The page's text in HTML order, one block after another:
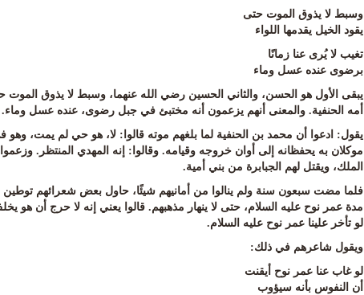
وسبط لا يذوق الموت حتى
يقود الخيل يقدمها اللواء
تغيب لا يُرى عنا زمانًا
برضوى عنده عسل وماء
يبقى الأول هو الحسن، والثاني الحسين رضي الله عنهما، وسبط لا يذوق
أمه الحنفية. والمعنى أنهم يزعمون أنه مختبئ في جبل رضوى، عنده عسل وماء.
يقول: ادعوا أن محمد بن الحنفية لما بلغهم موته قالوا: لا، هو حي لم يمت،
موكلان به يحفظانه إلى أوان خروجه وقيامه. وقالوا: إنه المهدي المنتظر.
الملك، ويقتل لهم الجبابرة من بني أمية.
فلما مضت سبعون سنة ولم ينالوا من أمانيهم شيئًا، حاول بعض شعرائهم توطين
مدة عمر نوح عليه السلام، حتى لا ينهار مذهبهم. قالوا يعني إنه لا حرج أن هو
لو تأخر علينا عمر نوح عليه السلام.
ويقول شاعرهم في ذلك:
لو غاب عنا عمر نوح أيقنت
أن النفوس بأنه سيؤوب